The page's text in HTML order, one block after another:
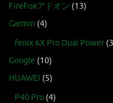
FireFoxアドオン (13)
Garmin (4)
fenix 6X Pro Dual Power
Google (10)
HUAWEI (5)
P40 Pro (4)